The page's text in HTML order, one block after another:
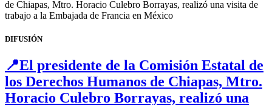
DIFUSIÓN
📍El presidente de la Comisión Estatal de
los Derechos Humanos de Chiapas, Mtro.
Horacio Culebro Borrayas, realizó una